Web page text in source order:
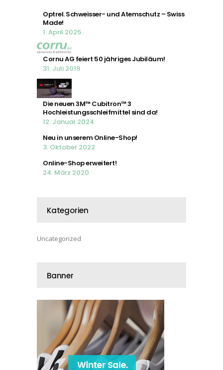
Optrel. Schweisser- und Atemschutz – Swiss
Made!
1. April 2025
Cornu AG feiert 50 jähriges Jubiläum!
31. Juli 2019
Die neuen 3M™ Cubitron™ 3
Hochleistungsschleifmittel sind da!
12. Januar 2024
Neu in unserem Online-Shop!
3. Oktober 2022
Online-Shop erweitert!
24. März 2020
Kategorien
Uncategorized
Banner